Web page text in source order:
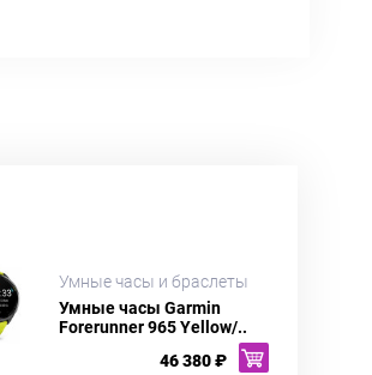
Умные часы и браслеты
Умные часы Garmin
Forerunner 965 Yellow/..
46 380 ₽